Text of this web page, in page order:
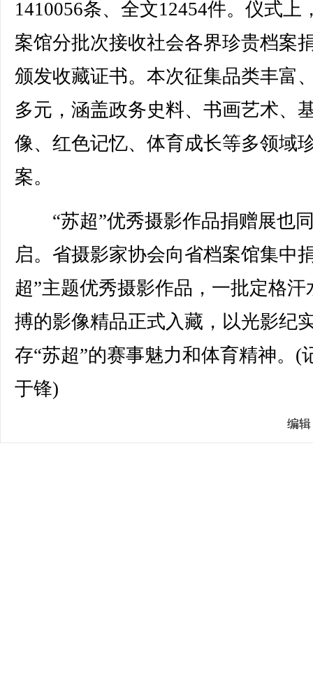
1410056条、全文12454件。仪式上
案馆分批次接收社会各界珍贵档案
颁发收藏证书。本次征集品类丰富
多元，涵盖政务史料、书画艺术、
像、红色记忆、体育成长等多领域
案。
“苏超”优秀摄影作品捐赠展也
启。省摄影家协会向省档案馆集中
超”主题优秀摄影作品，一批定格汗
搏的影像精品正式入藏，以光影纪
存“苏超”的赛事魅力和体育精神。(
于锋)
编